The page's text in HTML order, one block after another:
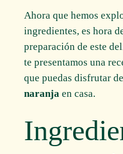
Ahora que hemos
ingredientes, es hora
preparación de este
te presentamos una
que puedas disfrutar
naranja en casa.